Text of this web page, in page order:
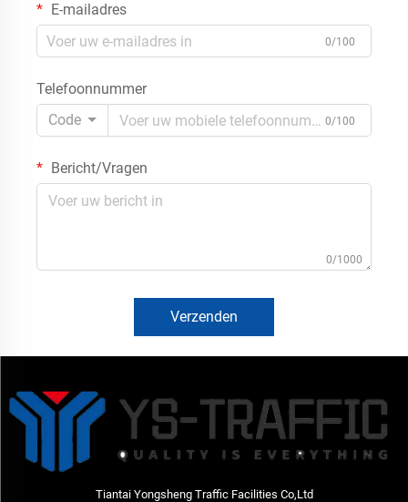
E-mailadres
0/100
Telefoonnummer
Code
0/100
Bericht/Vragen
0/1000
Verzenden
Tiantai Yongsheng Traffic Facilities Co,Ltd